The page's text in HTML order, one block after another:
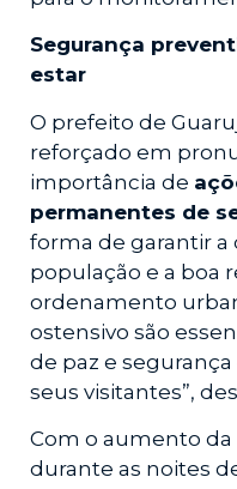
Segurança
estar
O prefeito de
reforçado em
importância de
permanentes de
forma de garantir a
população e a boa
ordenamento
ostensivo são
de paz e
seus visitantes”,
Com o aumento
durante as noites